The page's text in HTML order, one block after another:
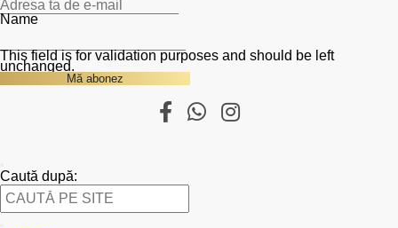
Name
This field is for validation purposes and should be left
unchanged.
Caută după: